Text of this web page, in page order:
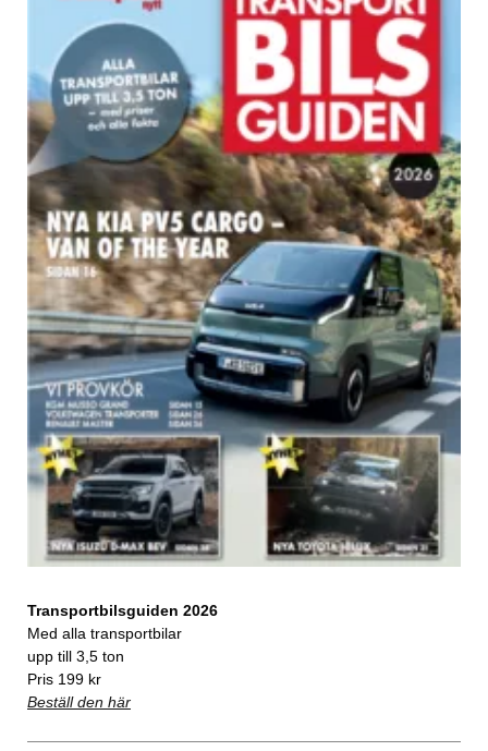
Transportbilsguiden 2026
Med alla transportbilar
upp till 3,5 ton
Pris 199 kr
Beställ den här